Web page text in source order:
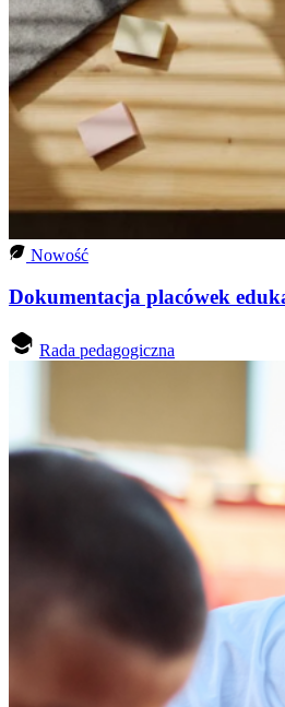
Nowość
Dokumentacja placówek
Rada pedagogiczna